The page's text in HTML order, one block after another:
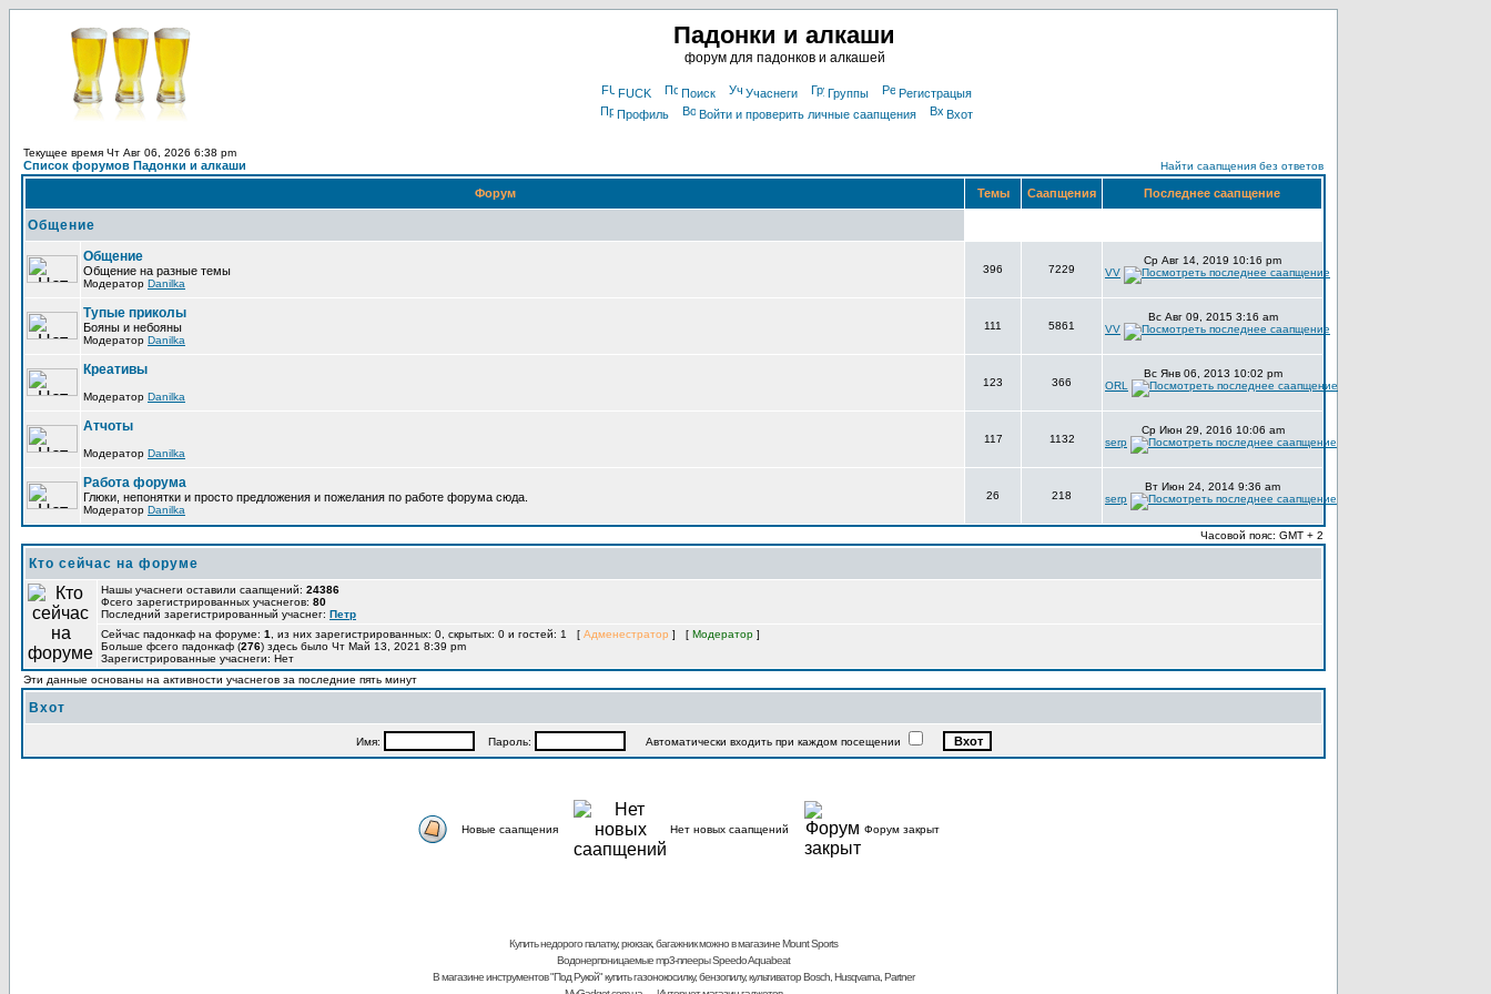
Падонки и алкаши
форум для падонков и алкашей
FUCK Поиск Учаснеги Группы
Регистрацыя
Профиль
Войти и проверить личные саапщения Вхот
Текущее время Чт Авг 06, 2026 6:38 pm
Список форумов Падонки и алкаши Найти саапщения без ответов
Форум Темы Саапщения Последнее саапщение
Общение
Общение
Общение на разные темы
Модератор Danilka
396 7229
Ср Авг 14, 2019 10:16 pm
VV
Тупые приколы
Бояны и небояны
Модератор Danilka
111 5861
Вс Авг 09, 2015 3:16 am
VV
Креативы
Модератор Danilka
123 366
Вс Янв 06, 2013 10:02 pm
ORL
Атчоты
Модератор Danilka
117 1132
Ср Июн 29, 2016 10:06 am
serp
Работа форума
Глюки, непонятки и просто предложения и пожелания по работе форума сюда.
Модератор Danilka
26 218
Вт Июн 24, 2014 9:36 am
serp
Часовой пояс: GMT + 2
Кто сейчас на форуме
Нашы учаснеги оставили саапщений: 24386
Фсего зарегистрированных учаснегов: 80
Последний зарегистрированный учаснег: Петр
Сейчас падонкаф на форуме: 1 , из них зарегистрированных: 0, скрытых: 0 и гостей: 1 [ Адменестратор ] [ Модератор ]
Больше фсего падонкаф (276) здесь было Чт Май 13, 2021 8:39 pm
Зарегистрированные учаснеги: Нет
Эти данные основаны на активности учаснегов за последние пять минут
Вхот
Имя: Пароль: Автоматически входить при каждом посещении
Новые саапщения Нет новых саапщений Форум закрыт
Купить недорого палатку, рюкзак, багажникможно в магазине Mount Sports
Водонерпоницаемые mp3-плееры Speedo Aquabeat
В магазине инструментов "Под Рукой"купить газонокосилку, бензопилу, культиваторBosch, Husqvarna, Partner